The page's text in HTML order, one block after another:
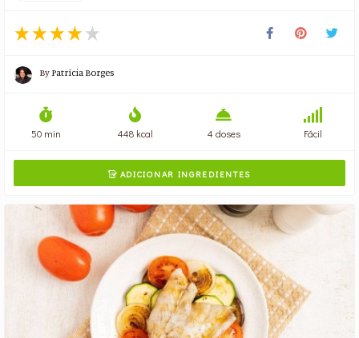
ByPatrícia Borges
50 min 448 kcal 4 doses Fácil
ADICIONAR INGREDIENTES